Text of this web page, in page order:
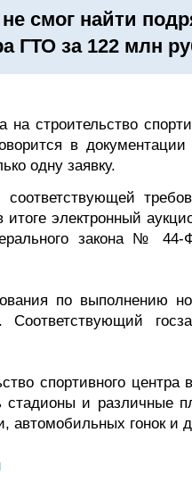
ОНЛАЙН–ВЫСТАВКИ
смог найти
ГТО за 122 млн
строительство
в
одну заявку.
соответствующей
электронный
закона № 44-
по выполнению
Соответствующий
спортивного
стадионы и различные
гонок и